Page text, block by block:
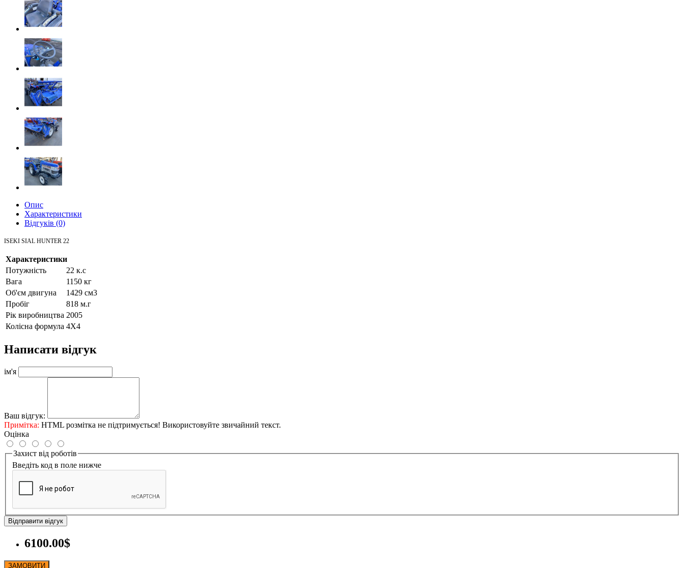
Опис
Характеристики
Відгуків (0)
ISEKI SIAL HUNTER 22
Характеристики
Потужність
22 к.с
Вага
1150 кг
Об'єм двигуна
1429 cм3
Пробіг
818 м.г
Рік виробництва 2005
Колісна формула 4X4
Написати відгук
ім'я
Ваш відгук:
Примітка: HTML розмітка не підтримується! Використовуйте звичайний текст.
Оцінка
Захист від роботів
Введіть код в поле нижче
Відправити відгук
6100.00$
ЗАМОВИТИ